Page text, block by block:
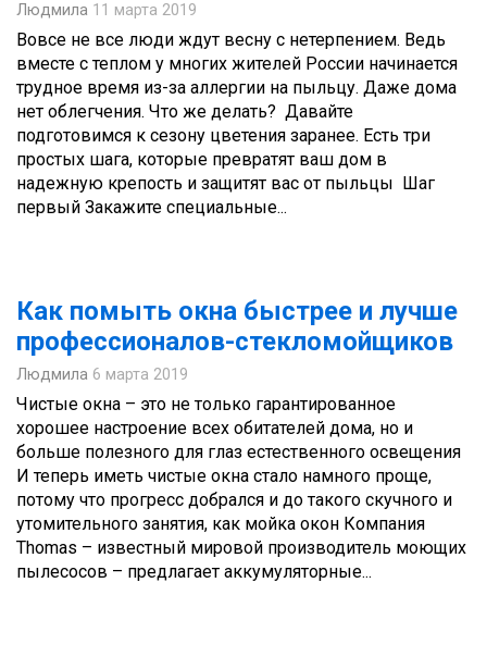
Людмила 11 марта 2019
Вовсе не все люди ждут весну с нетерпением. Ведь
вместе с теплом у многих жителей России начинается
трудное время из-за аллергии на пыльцу. Даже дома
нет облегчения. Что же делать? Давайте
подготовимся к сезону цветения заранее. Есть три
простых шага, которые превратят ваш дом в
надежную крепость и защитят вас от пыльцы Шаг
первый Закажите специальные...
Как помыть окна быстрее и лучше
профессионалов-стекломойщиков
Людмила 6 марта 2019
Чистые окна – это не только гарантированное
хорошее настроение всех обитателей дома, но и
больше полезного для глаз естественного освещения
И теперь иметь чистые окна стало намного проще,
потому что прогресс добрался и до такого скучного и
утомительного занятия, как мойка окон Компания
Thomas – известный мировой производитель моющих
пылесосов – предлагает аккумуляторные...